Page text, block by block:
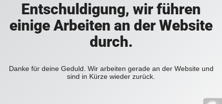
Entschuldigung, wir führen
einige Arbeiten an der Website
durch.
Danke für deine Geduld. Wir arbeiten gerade an der Website und
sind in Kürze wieder zurück.